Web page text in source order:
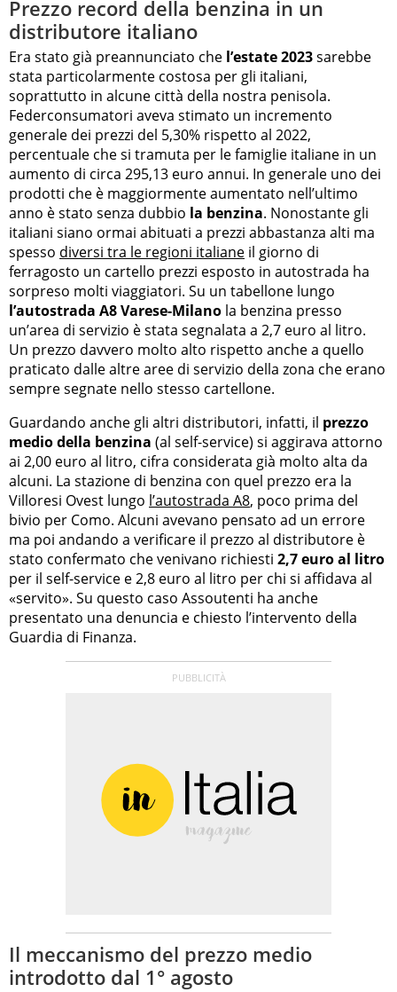
Prezzo record della benzina in un
distributore italiano
Era stato già preannunciato che l’estate 2023sarebbe
stata particolarmente costosa per gli italiani,
soprattutto in alcune città della nostra penisola.
Federconsumatori aveva stimato un incremento
generale dei prezzi del 5,30% rispetto al 2022,
percentuale che si tramuta per le famiglie italiane in un
aumento di circa 295,13 euro annui. In generale uno dei
prodotti che è maggiormente aumentato nell’ultimo
anno è stato senza dubbio la benzina. Nonostante gli
italiani siano ormai abituati a prezzi abbastanza alti ma
spesso diversi tra le regioni italiane il giorno di
ferragosto un cartello prezzi esposto in autostrada ha
sorpreso molti viaggiatori. Su un tabellone lungo
l’autostrada A8 Varese-Milano la benzina presso
un’area di servizio è stata segnalata a 2,7 euro al litro.
Un prezzo davvero molto alto rispetto anche a quello
praticato dalle altre aree di servizio della zona che erano
sempre segnate nello stesso cartellone.
Guardando anche gli altri distributori, infatti, il prezzo
medio della benzina (al self-service) si aggirava attorno
ai 2,00 euro al litro, cifra considerata già molto alta da
alcuni. La stazione di benzina con quel prezzo era la
Villoresi Ovest lungo l’autostrada A8, poco prima del
bivio per Como. Alcuni avevano pensato ad un errore
ma poi andando a verificare il prezzo al distributore è
stato confermato che venivano richiesti 2,7 euro al litro
per il self-service e 2,8 euro al litro per chi si affidava al
«servito». Su questo caso Assoutenti ha anche
presentato una denuncia e chiesto l’intervento della
Guardia di Finanza.
Il meccanismo del prezzo medio
introdotto dal 1° agosto